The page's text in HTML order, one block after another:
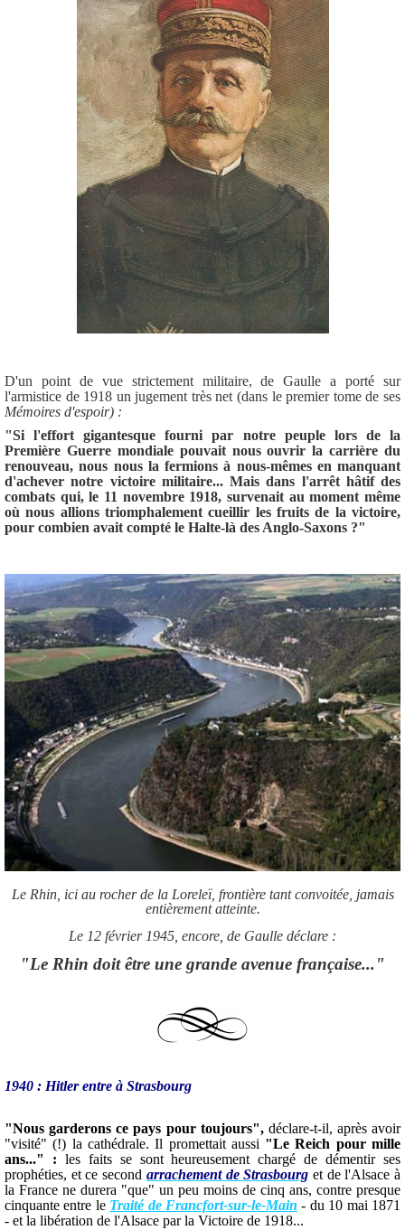
D'un point de vue strictement militaire, de Gaulle a porté sur
l'armistice de 1918 un jugement très net (dans le premier tome de ses
Mémoires d'espoir) :
"Si l'effort gigantesque fourni par notre peuple lors de la
Première Guerre mondiale pouvait nous ouvrir la carrière du
renouveau, nous nous la fermions à nous-mêmes en manquant
d'achever notre victoire militaire... Mais dans l'arrêt hâtif des
combats qui, le 11 novembre 1918, survenait au moment même
où nous allions triomphalement cueillir les fruits de la victoire,
pour combien avait compté le Halte-là des Anglo-Saxons ?"
Le Rhin, ici au rocher de la Loreleï, frontière tant convoitée, jamais
entièrement atteinte.
Le 12 février 1945, encore, de Gaulle déclare :
"Le Rhin doit être une grande avenue française..."
1940 : Hitler entre à Strasbourg
"Nous garderons ce pays pour toujours",déclare-t-il, après avoir
"visité" (!) la cathédrale. Il promettait aussi "Le Reich pour mille
ans..." : les faits se sont heureusement chargé de démentir ses
prophéties, et ce second arrachement de Strasbourg et de l'Alsace à
la France ne durera "que" un peu moins de cinq ans, contre presque
cinquante entre le Traité de Francfort-sur-le-Main - du 10 mai 1871
- et la libération de l'Alsace par la Victoire de 1918...